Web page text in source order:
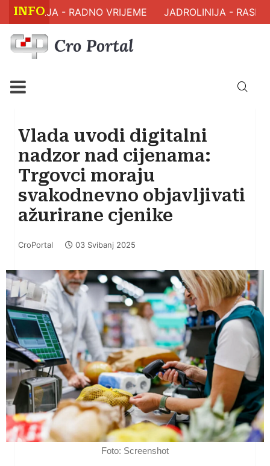
INFO - RADNO VRIJEME JADROLINIJA -
Vlada uvodi digitalni
nadzor nad cijenama:
Trgovci moraju
svakodnevno objavljivati
ažurirane cjenike
CroPortal 03 Svibanj 2025
Foto: Screenshot